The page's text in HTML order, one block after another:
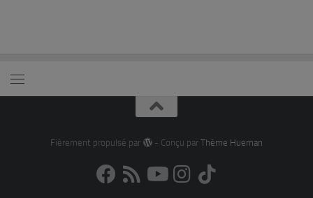
Fièrement propulsé par - Conçu par Thème Hueman